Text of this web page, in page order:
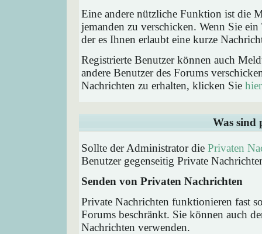
Eine andere nützliche Funktion ist die
jemanden zu verschicken. Wenn Sie
der es Ihnen erlaubt eine kurze
Registrierte Benutzer können auch
andere Benutzer des Forums
Nachrichten zu erhalten, klicken Sie hier
Was sind
Sollte der Administrator die Privaten
Benutzer gegenseitig Private
Senden von Privaten Nachrichten
Private Nachrichten funktionieren fast
Forums beschränkt. Sie können auch
Nachrichten verwenden.